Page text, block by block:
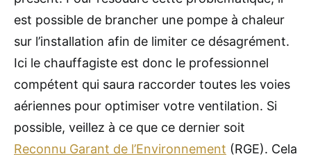
est possible de brancher une pompe à chaleur
sur l’installation afin de limiter ce désagrément.
Ici le chauffagiste est donc le professionnel
compétent qui saura raccorder toutes les voies
aériennes pour optimiser votre ventilation. Si
possible, veillez à ce que ce dernier soit
Reconnu Garant de l’Environnement (RGE). Cela